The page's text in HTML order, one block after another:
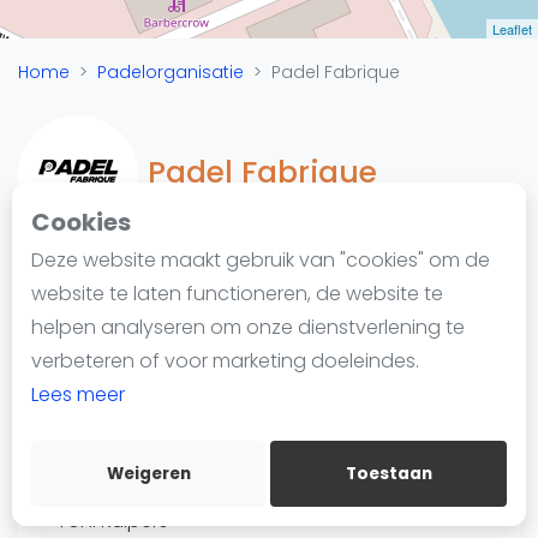
Cookies
Deze website maakt gebruik van "cookies" om de
website te laten functioneren, de website te
helpen analyseren om onze dienstverlening te
verbeteren of voor marketing doeleindes.
Lees meer
Weigeren Toestaan
Blog artikelen
Vragen over padel
Overige
Informatie
Over ons
Contact
Adverteren
Insights
WhatsApp
Join WhatsApp Community
Leaflet
Home Padelorganisatie Padel Fabrique
Padel Fabrique
Padelketen
Vreeswijkserijpad 5
3432 GP Nieuwegein
https://padelfabrique.nl/
Toni Kuipers